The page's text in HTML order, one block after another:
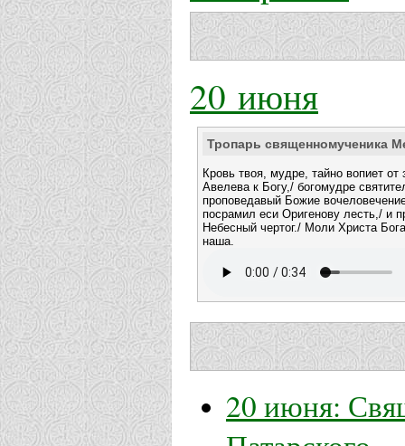
20 июня
Тропарь священномученика
Кровь твоя, мудре, тайно вопиет
Авелева к Богу,/ богомудре
проповедавый Божие
посрамил еси Оригенову лесть,/ и
Небесный чертог./ Моли Христа
наша.
20 июня: